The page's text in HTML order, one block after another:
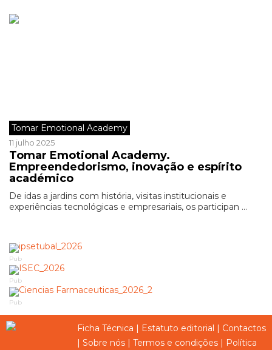
Tomar Emotional Academy
11 julho 2025
Tomar Emotional Academy.
Empreendedorismo, inovação e espírito
académico
De idas a jardins com história, visitas institucionais e
experiências tecnológicas e empresariais, os participan ...
Pub
Pub
Pub
Ficha Técnica | Estatuto editorial | Contactos
| Sobre nós | Termos e condições | Política